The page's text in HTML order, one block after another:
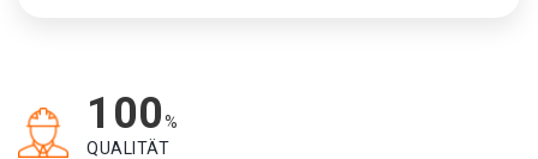
100%
QUALITÄT